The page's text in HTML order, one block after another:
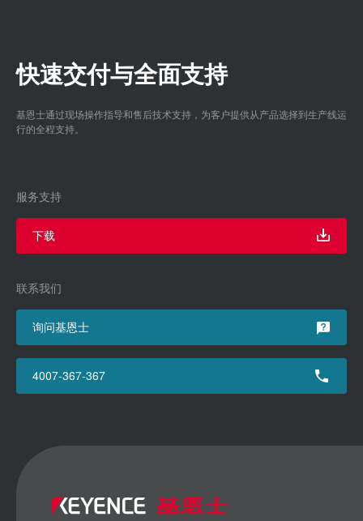
快速交付与全面支持
基恩士通过现场操作指导和售后技术支持，为客户提供从产品选择到生产线运
行的全程支持。
服务支持
下载
联系我们
询问基恩士
4007-367-367